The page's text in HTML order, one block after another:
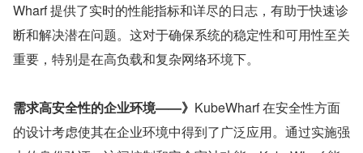
Wharf 提供了实时的性能指标和详尽的日志，有助于快速诊
断和解决潜在问题。这对于确保系统的稳定性和可用性至关
重要，特别是在高负载和复杂网络环境下。
需求高安全性的企业环境——》 KubeWharf 在安全性方面
的设计考虑使其在企业环境中得到了广泛应用。通过实施强